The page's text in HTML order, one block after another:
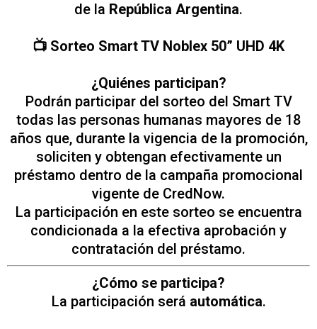
de la República Argentina.
📺 Sorteo Smart TV Noblex 50” UHD 4K
¿Quiénes participan?
Podrán participar del sorteo del Smart TV
todas las personas humanas mayores de 18
años que, durante la vigencia de la promoción,
soliciten y obtengan efectivamente un
préstamo dentro de la campaña promocional
vigente de CredNow.
La participación en este sorteo se encuentra
condicionada a la efectiva aprobación y
contratación del préstamo.
¿Cómo se participa?
La participación será automática.